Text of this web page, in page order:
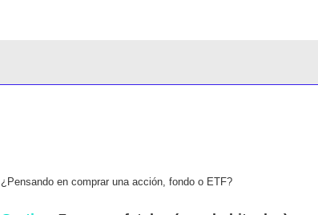
¿Pensando en comprar una acción, fondo o ETF?